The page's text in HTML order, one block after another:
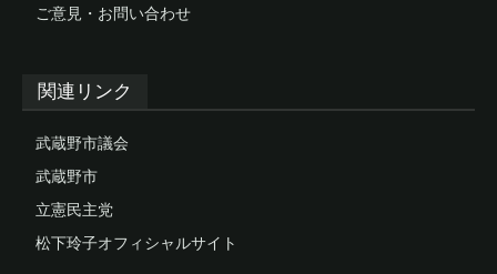
ご意見・お問い合わせ
関連リンク
武蔵野市議会
武蔵野市
立憲民主党
松下玲子オフィシャルサイト